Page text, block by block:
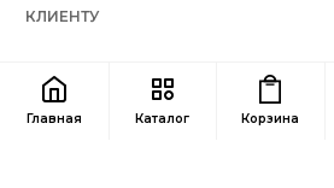
Главная Каталог Корзина
КЛИЕНТУ
КОНТАКТЫ